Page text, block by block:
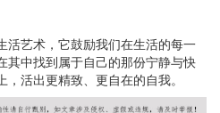
活艺术，它鼓励我们在生活的每一
其中找到属于自己的那份宁静与快
活出更精致、更自在的自我。